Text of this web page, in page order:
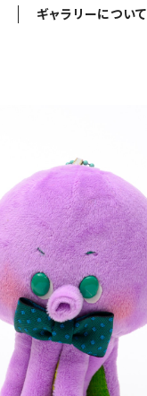
ギャラリーについて